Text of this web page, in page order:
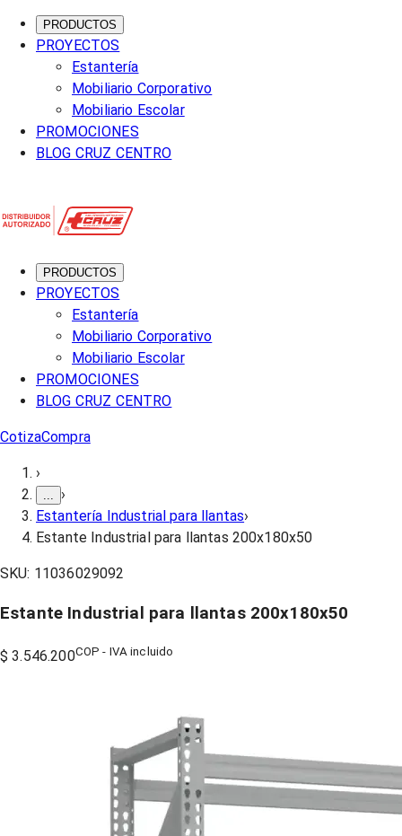
PRODUCTOS
PROYECTOS
Estantería
Mobiliario Corporativo
Mobiliario Escolar
PROMOCIONES
BLOG CRUZ CENTRO
PRODUCTOS
PROYECTOS
Estantería
Mobiliario Corporativo
Mobiliario Escolar
PROMOCIONES
BLOG CRUZ CENTRO
CotizaCompra
›
›
Estantería Industrial para llantas›
Estante Industrial para llantas 200x180x50
SKU: 11036029092
Estante Industrial para llantas 200x180x50
$ 3.546.200COP - IVA incluido